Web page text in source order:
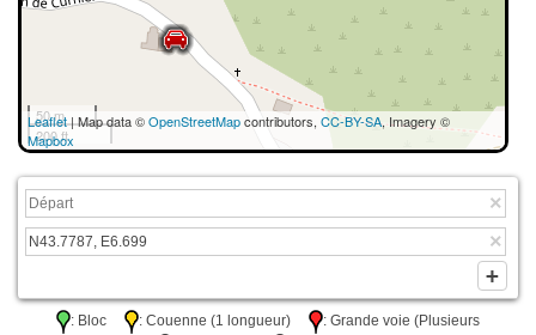
50 m
200 ft
Leaflet| Map data ©OpenStreetMapcontributors, CC-BY-SA, Imagery ©
Mapbox
: Bloc : Couenne (1 longueur)
: Grande voie (Plusieurs